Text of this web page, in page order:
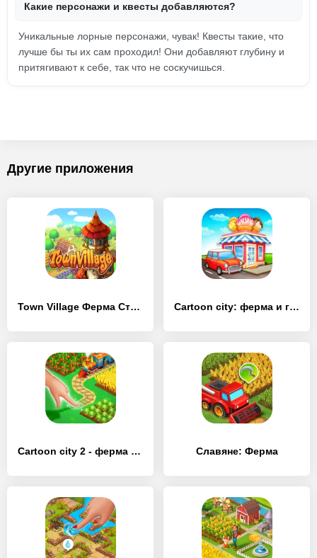
Какие персонажи и квесты добавляются?
Уникальные лорные персонажи, чувак! Квесты такие, что
лучше бы ты их сам проходил! Они добавляют глубину и
притягивают к себе, так что не соскучишься.
Другие приложения
Town Village Ферма Строить Cartoon city: ферма и город
Cartoon city 2 - ферма и город Славяне: Ферма